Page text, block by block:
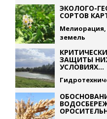
ЭКОЛОГО-
СОРТОВ
Мелиорация,
земель
ЗАЩИТЫ
УСЛОВИЯХ...